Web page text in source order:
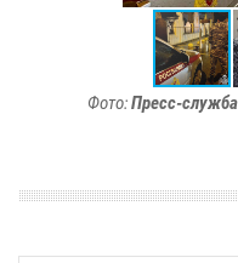
Фото:Пресс-